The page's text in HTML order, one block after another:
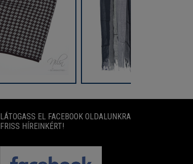
LÁTOGASS EL FACEBOOK OLDALUNKRA
FRISS HÍREINKÉRT!